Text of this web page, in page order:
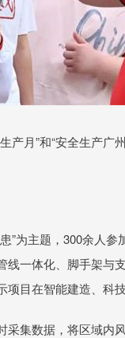
月”和“安全生产广
为主题，300余人参
一体化、脚手架与
目在智能建造、科
集数据，将区域内